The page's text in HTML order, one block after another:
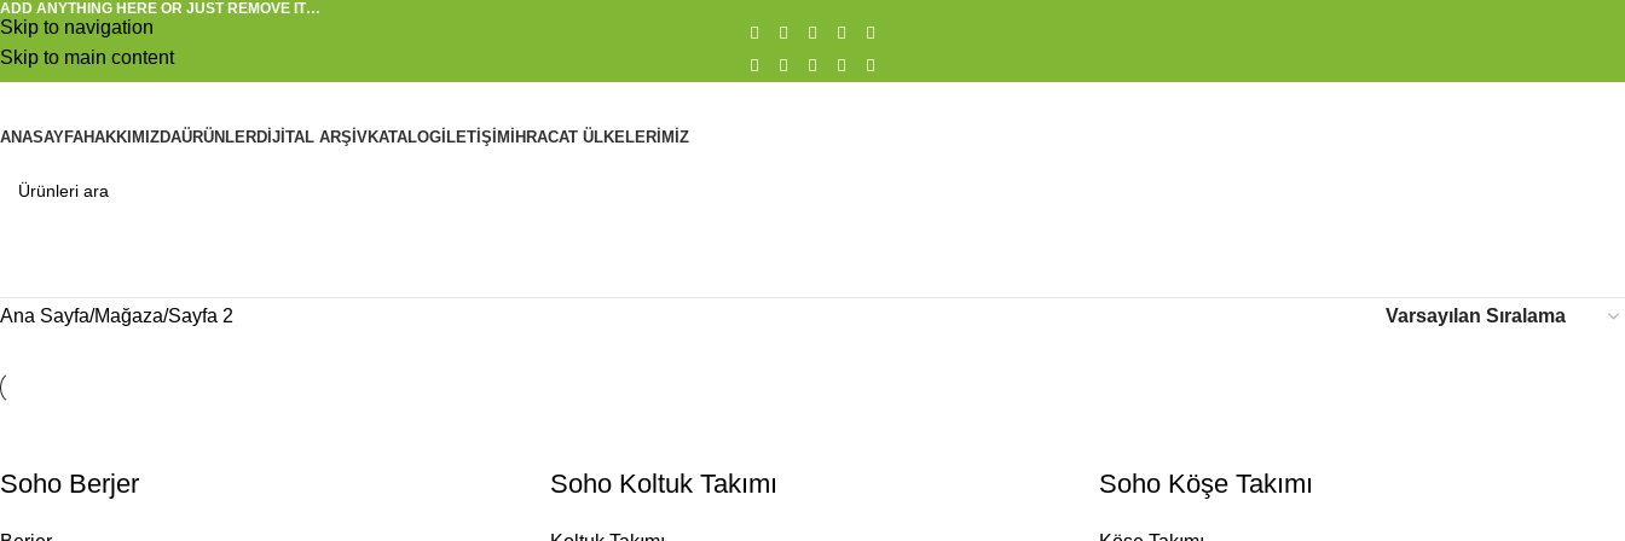
Skip to navigation
Skip to main content
ADD ANYTHING HERE OR JUST REMOVE IT…
ANASAYFAHAKKIMIZDAÜRÜNLERDIJITAL ARŞIVKATALOG İLETIŞIM İHRACAT ÜLKELERIMIZ
Ana Sayfa Mağaza Sayfa 2
Soho Berjer Soho Koltuk Takımı Soho Köşe Takımı